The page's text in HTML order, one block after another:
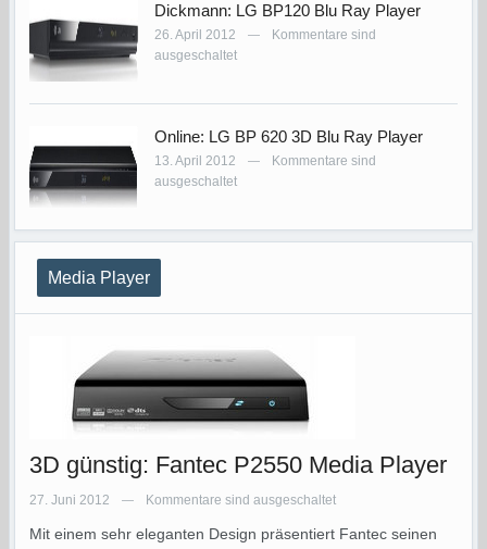
Dickmann: LG BP120 Blu Ray Player
26. April 2012 —
Kommentare sind
ausgeschaltet
Online: LG BP 620 3D Blu Ray Player
13. April 2012 —
Kommentare sind
ausgeschaltet
Media Player
3D günstig: Fantec P2550 Media Player
27. Juni 2012 — Kommentare sind ausgeschaltet
Mit einem sehr eleganten Design präsentiert Fantec seinen